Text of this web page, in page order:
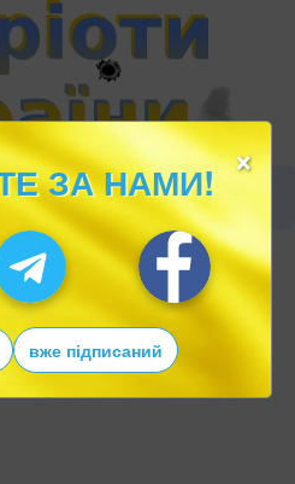
×
ЗА НАМИ!
вже підписаний